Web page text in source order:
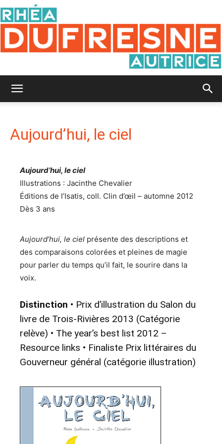
Dufresne
Aujourd’hui, le ciel
Aujourd’hui, le ciel
Illustrations : Jacinthe Chevalier
Éditions de l’Isatis, coll. Clin d’œil – automne 2012
Dès 3 ans
Aujourd’hui, le ciel présente des descriptions et
des comparaisons colorées et pleines de magie
pour parler du temps qu’il fait, le sourire dans la
voix.
Distinction • Prix d’illustration du Salon du
livre de Trois-Rivières 2013 (Catégorie
relève) • The year’s best list 2012 –
Resource links • Finaliste Prix littéraires du
Gouverneur général (catégorie illustration)